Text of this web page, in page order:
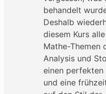
behandelt
Deshalb
diesem Kurs
Mathe-Themen
Analysis und
einen perfekten
und eine